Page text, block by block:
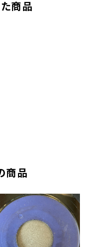
商品
商品